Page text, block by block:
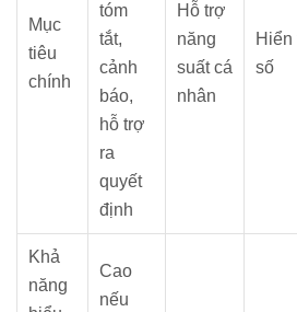
Mục
tiêu
chính
tóm
tắt,
cảnh
báo,
hỗ trợ
ra
quyết
định
Hỗ trợ
năng
suất cá
nhân
Hiển
số
Khả
năng
Cao
nếu